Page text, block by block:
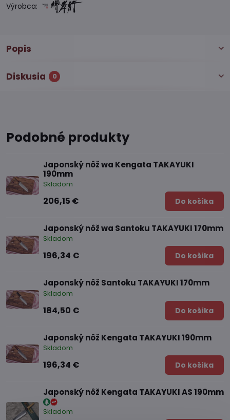
Výrobca:
Popis
Diskusia 0
Podobné produkty
Japonský nôž wa Kengata TAKAYUKI
190mm
Skladom
206,15 € Do košíka
Japonský nôž wa Santoku TAKAYUKI 170mm
Skladom
196,34 € Do košíka
Japonský nôž Santoku TAKAYUKI 170mm
Skladom
184,50 € Do košíka
Japonský nôž Kengata TAKAYUKI 190mm
Skladom
196,34 € Do košíka
Japonský nôž Kengata TAKAYUKI AS 190mm
Skladom